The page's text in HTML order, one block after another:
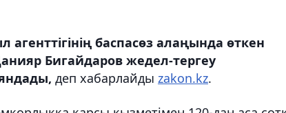
баспасөз алаңында өткен
Бигайдаров жедел-тергеу
деп хабарлайды zakon.kz.